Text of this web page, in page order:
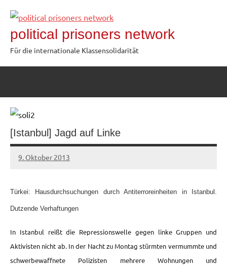
Inhalt
springen
political prisoners network
Für die internationale Klassensolidarität
[Istanbul] Jagd auf Linke
9. Oktober 2013
admin
Türkei: Hausdurchsuchungen durch Antiterroreinheiten in Istanbul.
Dutzende Verhaftungen
In Istanbul reißt die Repressionswelle gegen linke Gruppen und
Aktivisten nicht ab. In der Nacht zu Montag stürmten vermummte und
schwerbewaffnete Polizisten mehrere Wohnungen und